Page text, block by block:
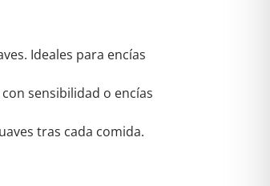
Ideales para encías
sensibilidad o encías
tras cada comida.